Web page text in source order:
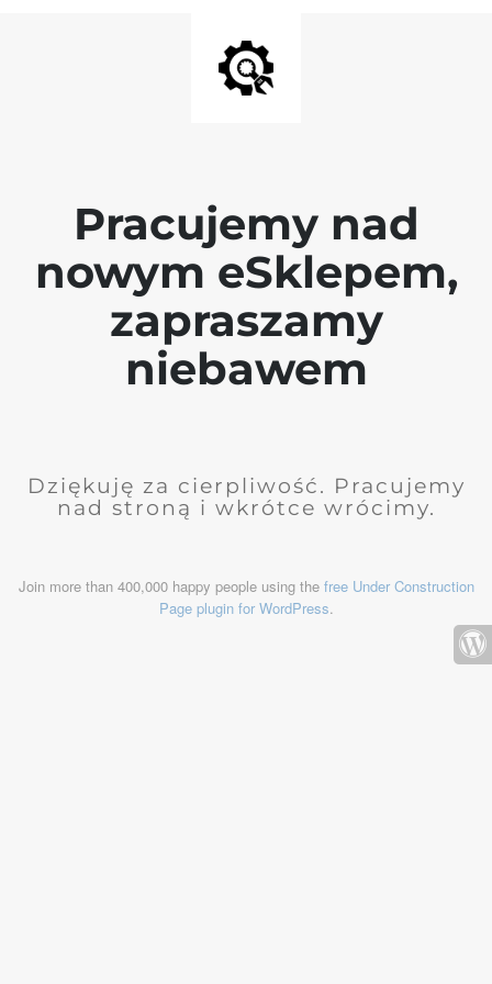
Pracujemy nad
nowym eSklepem,
zapraszamy
niebawem
Dziękuję za cierpliwość. Pracujemy
nad stroną i wkrótce wrócimy.
Join more than 400,000 happy people using the free Under Construction
Page plugin for WordPress.